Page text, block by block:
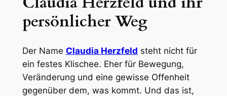
persönlicher Weg
Der Name Claudia Herzfeld steht nicht für
ein festes Klischee. Eher für Bewegung,
Veränderung und eine gewisse Offenheit
gegenüber dem, was kommt. Und das ist,